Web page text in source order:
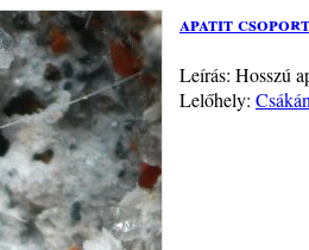
apatit csoport
Leírás: Hosszú
Lelőhely: